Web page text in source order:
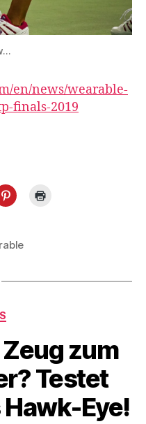
en/news/wearable-
finals-2019
zum
Testet
Eye!